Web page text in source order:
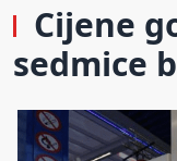
Cijene
sedmice